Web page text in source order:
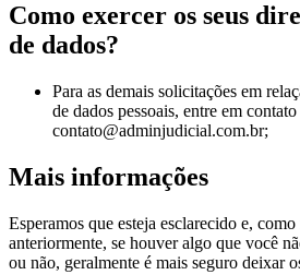
Como exercer os seus
de dados?
Para as demais solicitações em
de dados pessoais, entre em
contato@adminjudicial.com.br;
Mais informações
Esperamos que esteja esclarecido e,
anteriormente, se houver algo que você
ou não, geralmente é mais seguro deixar